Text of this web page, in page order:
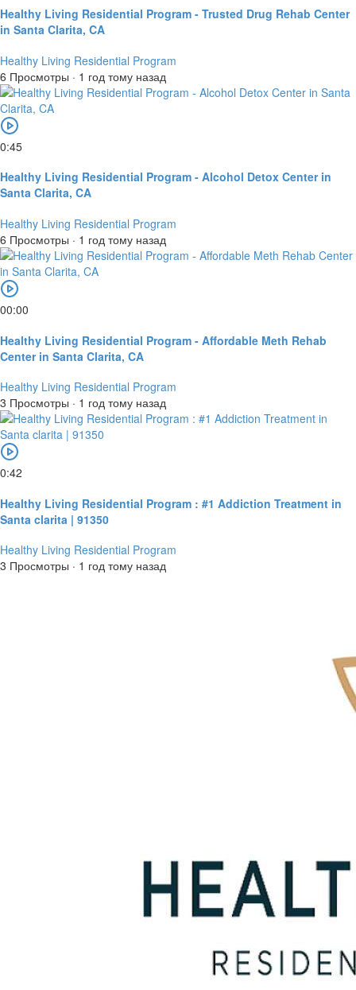
Healthy Living Residential Program - Trusted Drug Rehab Center
in Santa Clarita, CA
Healthy Living Residential Program
6 Просмотры · 1 год тому назад
0:45
Healthy Living Residential Program - Alcohol Detox Center in
Santa Clarita, CA
Healthy Living Residential Program
6 Просмотры · 1 год тому назад
00:00
Healthy Living Residential Program - Affordable Meth Rehab
Center in Santa Clarita, CA
Healthy Living Residential Program
3 Просмотры · 1 год тому назад
0:42
Healthy Living Residential Program : #1 Addiction Treatment in
Santa clarita | 91350
Healthy Living Residential Program
3 Просмотры · 1 год тому назад